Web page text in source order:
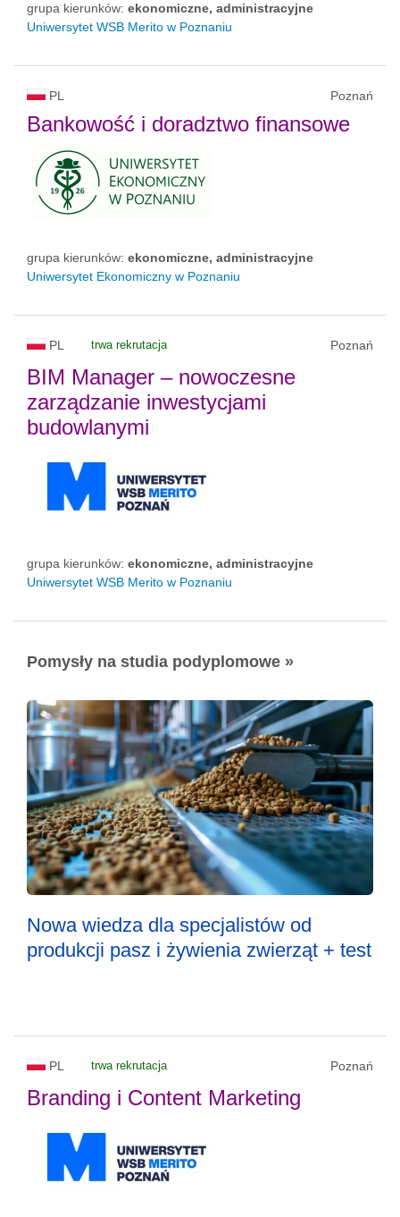
grupa kierunków: ekonomiczne, administracyjne
Uniwersytet WSB Merito w Poznaniu
PL Poznań
Bankowość i doradztwo finansowe
grupa kierunków: ekonomiczne, administracyjne
Uniwersytet Ekonomiczny w Poznaniu
PL trwa rekrutacja Poznań
BIM Manager – nowoczesne
zarządzanie inwestycjami
budowlanymi
grupa kierunków: ekonomiczne, administracyjne
Uniwersytet WSB Merito w Poznaniu
Pomysły na studia podyplomowe »
Nowa wiedza dla specjalistów od
produkcji pasz i żywienia zwierząt + test
PL trwa rekrutacja Poznań
Branding i Content Marketing